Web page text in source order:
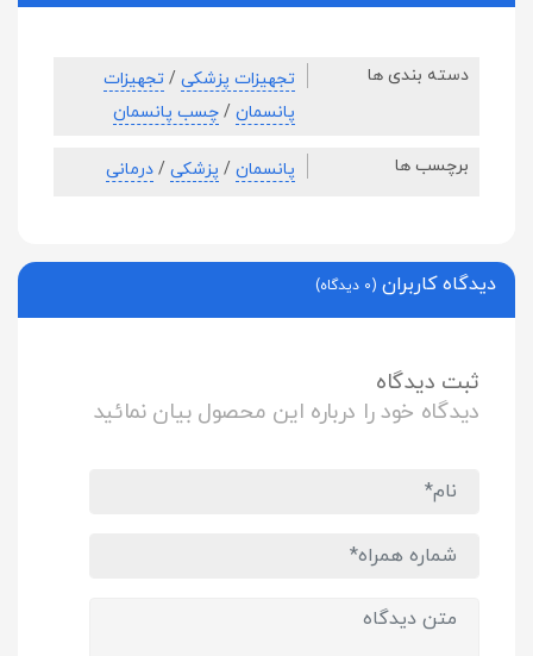
دسته بندی ها تجهیزات پزشکی / تجهیزات
پانسمان / چسب پانسمان
برچسب ها پانسمان / پزشکی / درمانی
دیدگاه کاربران (0 دیدگاه)
ثبت دیدگاه
دیدگاه خود را درباره این محصول بیان نمائید